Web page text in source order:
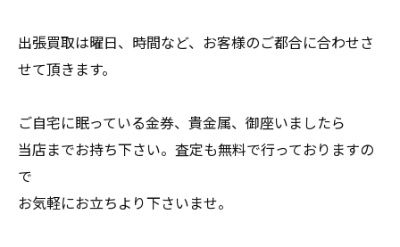
出張買取は曜日、時間など、お客様のご都合に合わせさ
せて頂きます。
ご自宅に眠っている金券、貴金属、御座いましたら
当店までお持ち下さい。査定も無料で行っておりますの
で
お気軽にお立ちより下さいませ。